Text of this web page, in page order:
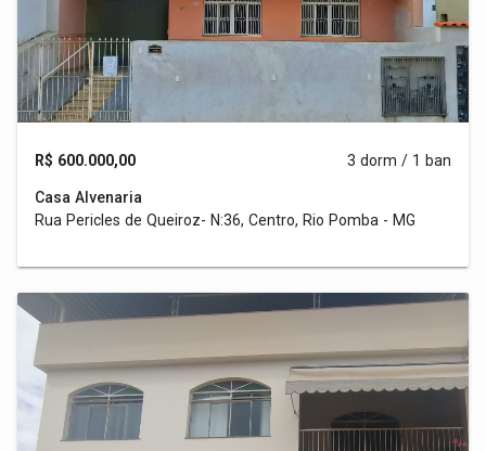
R$ 600.000,00 3 dorm / 1 ban
Casa Alvenaria
Rua Pericles de Queiroz- N:36, Centro, Rio Pomba - MG